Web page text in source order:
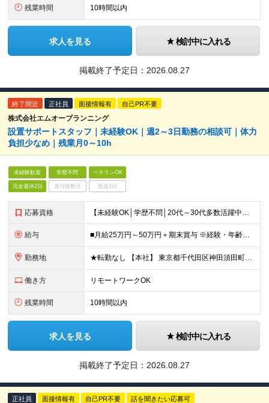
残業時間 10時間以内
求人を見る 検討中に入れる
掲載終了予定日： 2026.08.27
終了間近 正社員 面接情報有 自己PR不要
株式会社エムオープランニング
設置サポートスタッフ｜未経験OK｜週2～3日勤務の相談可｜体力
負担少なめ｜残業月0～10h
未経験歓迎 学歴不問 ベテランOK
完全週休2日 賞与複数月 面接1回
応募資格 【未経験OK│学歴不問│20代～30代多数活躍中】 ◇基本的なPCスキルをお持ちの方（文字入力程度でOK） ＼接客・販売経験者が多数活躍中！／ 「人と関わる仕事が好き」 「立ち仕事から、長く働ける環
給与 ■月給25万円～50万円＋期末賞与 ※経験・年齢・スキルを考慮し決定します ※残業代は1分単位で全額支給します ※試用期間（3ヶ月）あり。期間中の給与・その他待遇に差異はありません
勤務地 ★転勤なし 【本社】 東京都千代田区神田須田町1－26 芝信神田ビル10F ※プロジェクト先は、通勤時間も考慮し相談の上決定しています ※出張は、首都圏の日帰りがメインなど相談が可能です！ ※（変
働き方 リモートワークOK
残業時間 10時間以内
求人を見る 検討中に入れる
掲載終了予定日： 2026.08.27
正社員 面接情報有 自己PR不要 話を聞きたい応募可